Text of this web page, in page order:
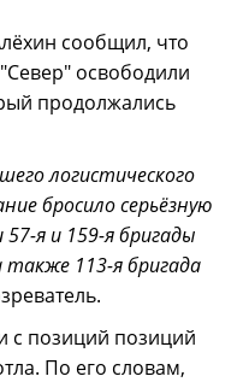
сообщил, что
освободили
продолжались
логистического
бросило серьёзную
я и 159-я бригады
113-я бригада
с позиций позиций
По его словам,